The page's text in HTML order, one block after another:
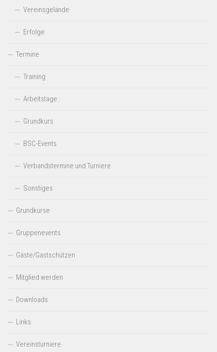
Vereinsgelände
Erfolge
Termine
Training
Arbeitstage
Grundkurs
BSC-Events
Verbandstermine und Turniere
Sonstiges
Grundkurse
Gruppenevents
Gäste/Gastschützen
Mitglied werden
Downloads
Links
Vereinsturniere